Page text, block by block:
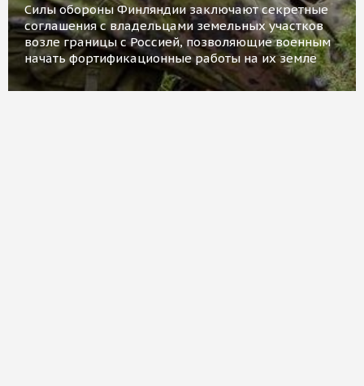
Силы обороны Финляндии заключают секретные
соглашения с владельцами земельных участков
возле границы с Россией, позволяющие военным
начать фортификационные работы на их земле